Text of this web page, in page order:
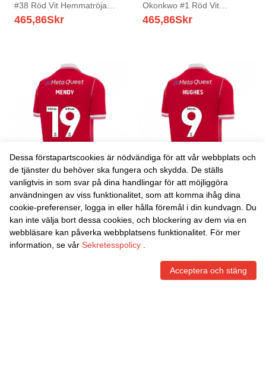
#38 Röd Vit Hemmatröja
Matchtröjor 2025/26 Tröjor
465,86Skr
Okonkwo #1 Röd Vit
Hemmatröja Matchtröjor
465,86Skr
Danxen Kvinnor Jacob
Mendy #19 Röd Vit
Hemmatröja Matchtröjor
2025/26 Tröjor T-Tröja
465,86Skr
Danxen Kvinnor Rosie
Hughes #9 Röd Vit
Hemmatröja Matchtröjor
2025/26 Tröjor T-Tröja
465,86Skr
Dessa förstapartscookies är nödvändiga för att vår webbplats och
de tjänster du behöver ska fungera och skydda. De ställs
vanligtvis in som svar på dina handlingar för att möjliggöra
användningen av viss funktionalitet, som att komma ihåg dina
cookie-preferenser, logga in eller hålla föremål i din kundvagn. Du
kan inte välja bort dessa cookies, och blockering av dem via en
webbläsare kan påverka webbplatsens funktionalitet. För mer
information, se vår Sekretesspolicy
Acceptera och stäng